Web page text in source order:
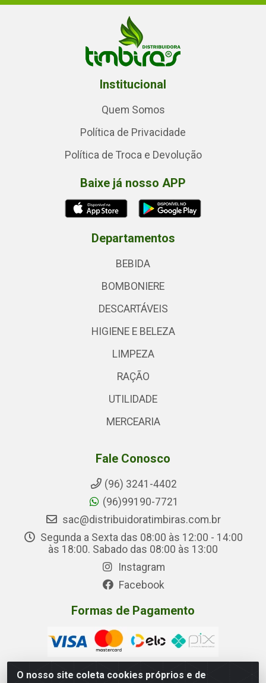
O nosso site coleta cookies próprios e de
Institucional
Quem Somos
Política de Privacidade
Política de Troca e Devolução
Baixe já nosso APP
Departamentos
BEBIDA
BOMBONIERE
DESCARTÁVEIS
HIGIENE E BELEZA
LIMPEZA
RAÇÃO
UTILIDADE
MERCEARIA
Fale Conosco
(96) 3241-4402
(96)99190-7721
sac@distribuidoratimbiras.com.br
Segunda a Sexta das 08:00 às 12:00 - 14:00
às 18:00. Sabado das 08:00 às 13:00
Instagram
Facebook
Formas de Pagamento